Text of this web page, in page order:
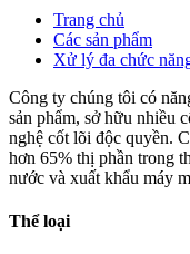
Trang chủ
Các sản phẩm
Xử lý đa chức
Công ty chúng tôi có
sản phẩm, sở hữu nhiều
nghệ cốt lõi độc quyền.
hơn 65% thị phần trong
nước và xuất khẩu máy
Thể loại